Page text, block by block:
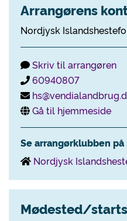
Arrangørens
Nordjysk
Skriv til arrangøren
60940807
Gå til hjemmeside
Se arrangørklubben på
Nordjysk
Mødested/